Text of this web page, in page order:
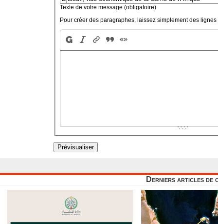
Texte de votre message (obligatoire)
Pour créer des paragraphes, laissez simplement des lignes
Derniers articles de